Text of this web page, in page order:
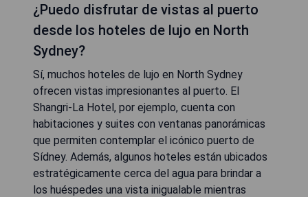
¿Puedo disfrutar de vistas al puerto
desde los hoteles de lujo en North
Sydney?
Sí, muchos hoteles de lujo en North Sydney
ofrecen vistas impresionantes al puerto. El
Shangri-La Hotel, por ejemplo, cuenta con
habitaciones y suites con ventanas panorámicas
que permiten contemplar el icónico puerto de
Sídney. Además, algunos hoteles están ubicados
estratégicamente cerca del agua para brindar a
los huéspedes una vista inigualable mientras